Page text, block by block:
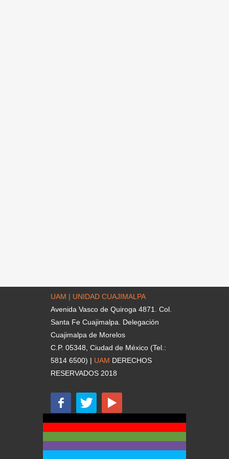
UAM | UNIDAD CUAJIMALPA
Avenida Vasco de Quiroga 4871. Col.
Santa Fe Cuajimalpa. Delegación
Cuajimalpa de Morelos
C.P. 05348, Ciudad de México (Tel.:
5814 6500) | UAM DERECHOS
RESERVADOS 2018